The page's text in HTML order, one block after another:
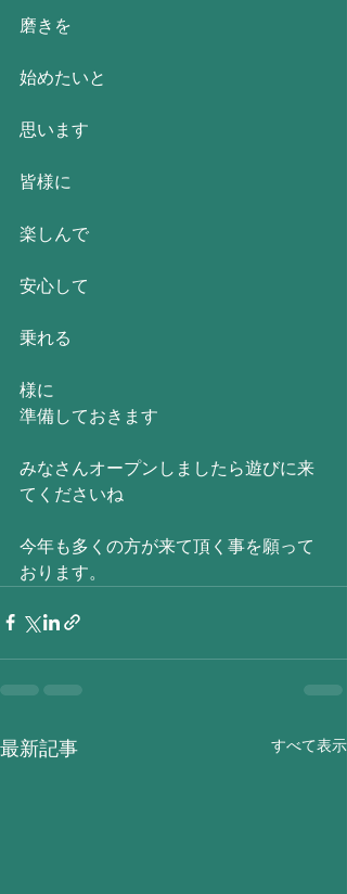
磨きを
始めたいと
思います
皆様に
楽しんで
安心して
乗れる
様に
準備しておきます
みなさんオープンしましたら遊びに来
てくださいね
今年も多くの方が来て頂く事を願って
おります。
最新記事 すべて表示